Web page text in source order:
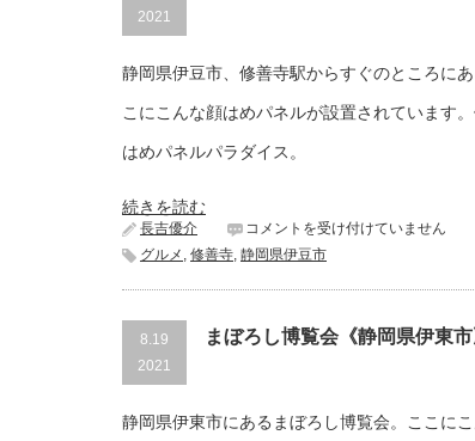
女
く
り
の
岡
県
川
町》
は
2021
静岡県伊豆市、修善寺駅からすぐのところに
こにこんな顔はめパネルが設置されています
はめパネルパラダイス。
続きを読む
長吉優介
炉
端・
飯
う
ず
岡
コメントを受け付けていません
グルメ , 修善寺, 静岡県伊豆市
8.19
2021
まぼろし博覧会《静岡県伊東市
静岡県伊東市にあるまぼろし博覧会。ここに